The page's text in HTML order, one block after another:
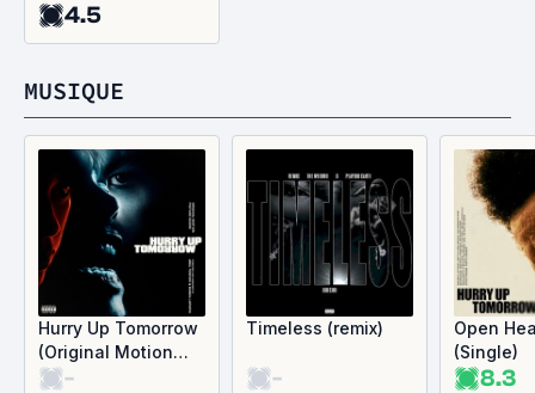
4.5
MUSIQUE
Hurry Up Tomorrow
(Original Motion
Picture Score)
-
Timeless (remix)
-
Open
(Single)
8.3